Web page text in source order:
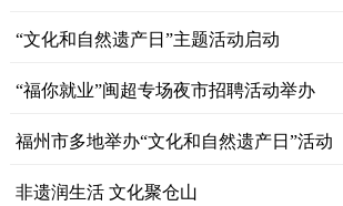
“文化和自然遗产日”主题活动启动
“福你就业”闽超专场夜市招聘活动举办
福州市多地举办“文化和自然遗产日”活动
非遗润生活 文化聚仓山